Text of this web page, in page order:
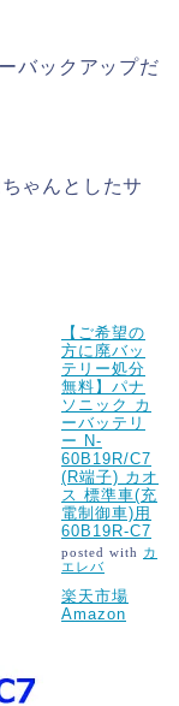
バックアップだ
ゃんとしたサ
【ご希望の
方に廃バッ
テリー処分
無料】パナ
ソニック カ
ーバッテリ
ー N-
60B19R/C7
(R端子) カオ
ス 標準車(充
電制御車)用
60B19R-C7
posted with カ
エレバ
楽天市場
Amazon